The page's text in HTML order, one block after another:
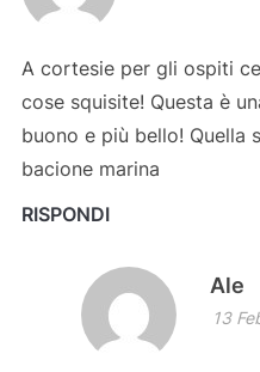
A cortesie per gli ospiti
cose squisite! Questa è
buono e più bello! Quella
bacione marina
RISPONDI
Ale
13